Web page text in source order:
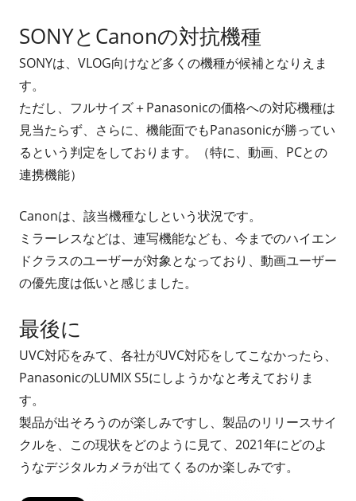
SONYとCanonの対抗機種
SONYは、VLOG向けなど多くの機種が候補となりえま
す。
ただし、フルサイズ＋Panasonicの価格への対応機種は
見当たらず、さらに、機能面でもPanasonicが勝ってい
るという判定をしております。（特に、動画、PCとの
連携機能）
Canonは、該当機種なしという状況です。
ミラーレスなどは、連写機能なども、今までのハイエン
ドクラスのユーザーが対象となっており、動画ユーザー
の優先度は低いと感じました。
最後に
UVC対応をみて、各社がUVC対応をしてこなかったら、
PanasonicのLUMIX S5にしようかなと考えておりま
す。
製品が出そろうのが楽しみですし、製品のリリースサイ
クルを、この現状をどのように見て、2021年にどのよ
うなデジタルカメラが出てくるのか楽しみです。